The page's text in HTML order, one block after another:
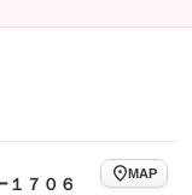
１７０６
MAP